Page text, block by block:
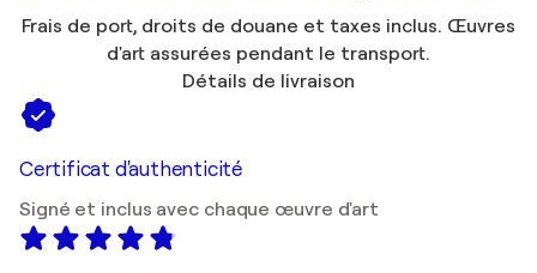
Frais de port, droits de douane et taxes inclus. Œuvres
d'art assurées pendant le transport.
Détails de livraison
Certificat d'authenticité
Signé et inclus avec chaque œuvre d'art